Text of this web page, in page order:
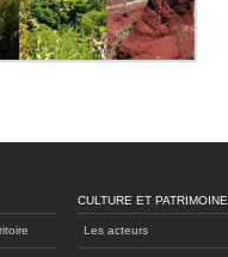
CULTURE ET PATRIMOINE
Les acteurs